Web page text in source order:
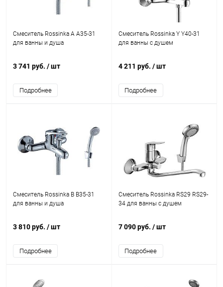
Смеситель Rossinka A A35-31
для ванны и душа
3 741 руб. / шт
Подробнее
Смеситель Rossinka Y Y40-31
для ванны с душем
4 211 руб. / шт
Подробнее
Смеситель Rossinka B B35-31
для ванны и душа
3 810 руб. / шт
Подробнее
Смеситель Rossinka RS29 RS29-
34 для ванны с душем
7 090 руб. / шт
Подробнее